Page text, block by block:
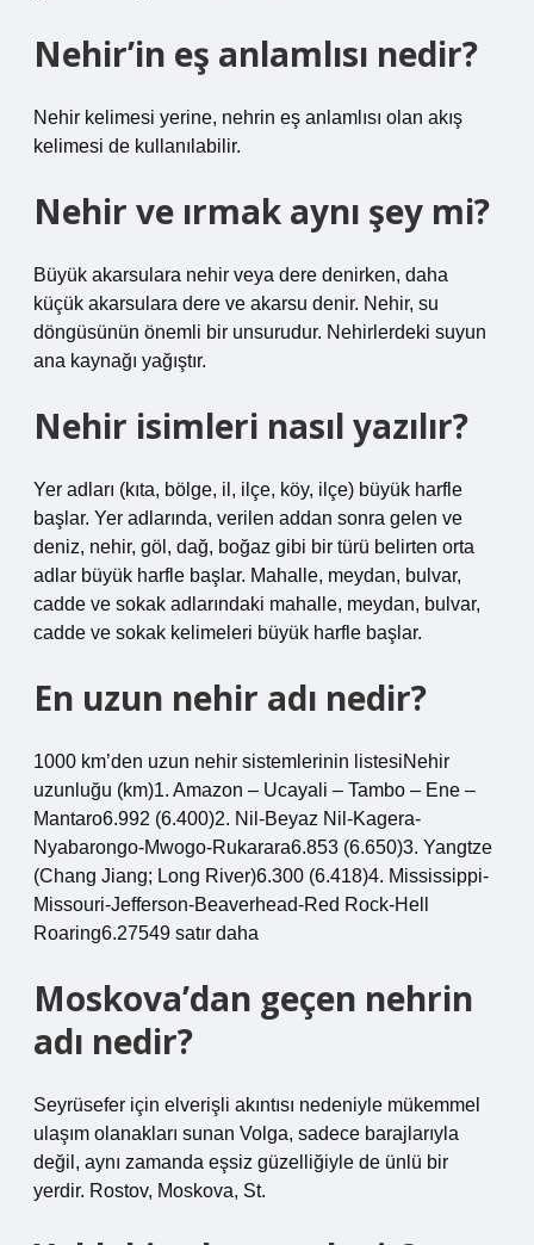
Nehir’in eş anlamlısı nedir?
Nehir kelimesi yerine, nehrin eş anlamlısı olan akış
kelimesi de kullanılabilir.
Nehir ve ırmak aynı şey mi?
Büyük akarsulara nehir veya dere denirken, daha
küçük akarsulara dere ve akarsu denir. Nehir, su
döngüsünün önemli bir unsurudur. Nehirlerdeki suyun
ana kaynağı yağıştır.
Nehir isimleri nasıl yazılır?
Yer adları (kıta, bölge, il, ilçe, köy, ilçe) büyük harfle
başlar. Yer adlarında, verilen addan sonra gelen ve
deniz, nehir, göl, dağ, boğaz gibi bir türü belirten orta
adlar büyük harfle başlar. Mahalle, meydan, bulvar,
cadde ve sokak adlarındaki mahalle, meydan, bulvar,
cadde ve sokak kelimeleri büyük harfle başlar.
En uzun nehir adı nedir?
1000 km’den uzun nehir sistemlerinin listesiNehir
uzunluğu (km)1. Amazon – Ucayali – Tambo – Ene –
Mantaro6.992 (6.400)2. Nil-Beyaz Nil-Kagera-
Nyabarongo-Mwogo-Rukarara6.853 (6.650)3. Yangtze
(Chang Jiang; Long River)6.300 (6.418)4. Mississippi-
Missouri-Jefferson-Beaverhead-Red Rock-Hell
Roaring6.27549 satır daha
Moskova’dan geçen nehrin
adı nedir?
Seyrüsefer için elverişli akıntısı nedeniyle mükemmel
ulaşım olanakları sunan Volga, sadece barajlarıyla
değil, aynı zamanda eşsiz güzelliğiyle de ünlü bir
yerdir. Rostov, Moskova, St.